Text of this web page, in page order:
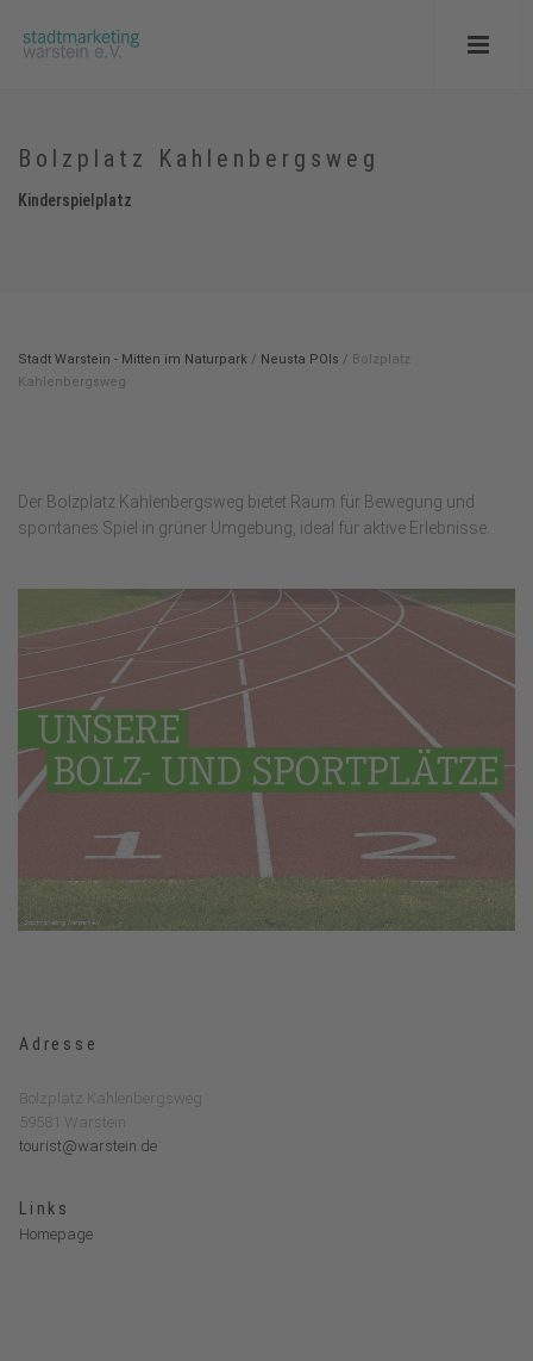
Bolzplatz Kahlenbergsweg
Kinderspielplatz
Stadt Warstein - Mitten im Naturpark / Neusta POIs / Bolzplatz
Kahlenbergsweg
Der Bolzplatz Kahlenbergsweg bietet Raum für Bewegung und
spontanes Spiel in grüner Umgebung, ideal für aktive Erlebnisse.
Adresse
Bolzplatz Kahlenbergsweg
59581 Warstein
tourist@warstein.de
Links
Homepage